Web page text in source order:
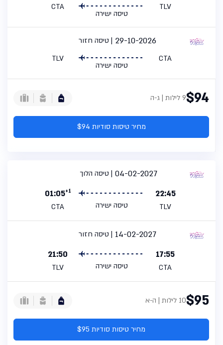
TLV
טיסה ישירה
CTA
טיסה חזור 29-10-2026
CTA
טיסה ישירה
TLV
$949 לילות | ג-ה
מחיר טיסות סודיות $94
טיסה הלוך
04-02-2027
22:45
TLV טיסה ישירה
01:05+1
CTA
טיסה חזור
14-02-2027
17:55
CTA טיסה ישירה
21:50
TLV
$9510 לילות | ה-א
מחיר טיסות סודיות $95